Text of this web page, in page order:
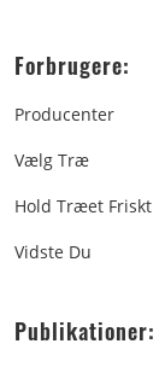
Forbrugere:
Producenter
Vælg Træ
Hold Træet Friskt
Vidste Du
Publikationer: